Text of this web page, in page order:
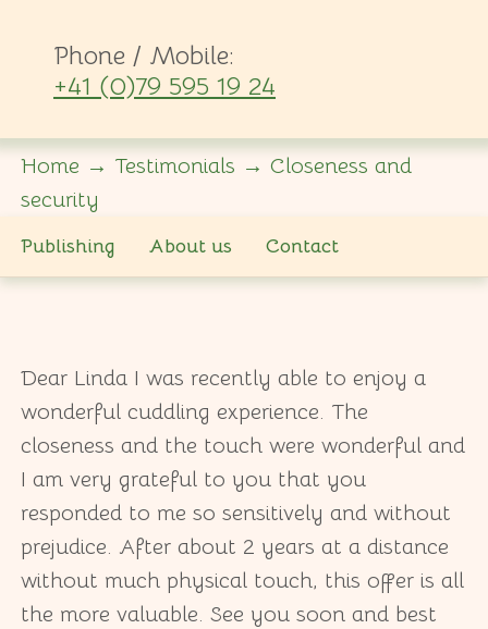
Phone / Mobile:
+41 (0)79 595 19 24
Home → Testimonials → Closeness and
security
Publishing About us Contact
Dear Linda I was recently able to enjoy a
wonderful cuddling experience. The
closeness and the touch were wonderful and
I am very grateful to you that you
responded to me so sensitively and without
prejudice. After about 2 years at a distance
without much physical touch, this offer is all
the more valuable. See you soon and best